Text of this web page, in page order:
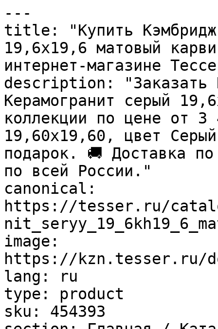
---
title: "Купить Кэмбридж
19,6х19,6 матовый
интернет-магазине
description: "Заказать
Керамогранит серый
коллекции по цене от 3
19,60x19,60, цвет
подарок. 🚚 Доставка
по всей России."
canonical:
https://tesser.ru/
image:
https://kzn.tesser.ru/
lang: ru
type: product
sku: 454393